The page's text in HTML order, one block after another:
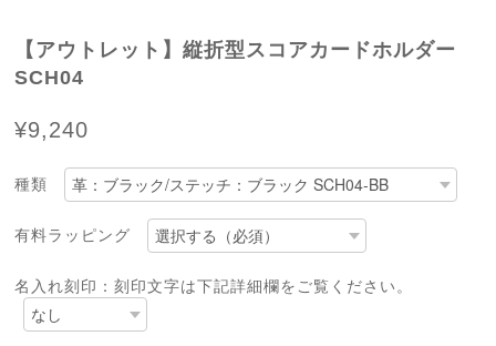
【アウトレット】縦折型スコアカードホルダー
SCH04
¥9,240
種類
有料ラッピング
名入れ刻印：刻印文字は下記詳細欄をご覧ください。